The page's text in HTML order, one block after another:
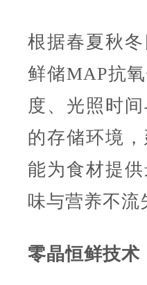
根据春夏秋
鲜储MAP抗
度、光照时
的存储环境
能为食材提
味与营养不流
零晶恒鲜技术